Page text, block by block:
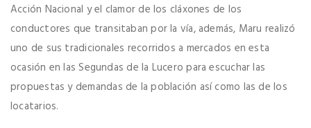
Acción Nacional y el clamor de los cláxones de los
conductores que transitaban por la vía, además, Maru realizó
uno de sus tradicionales recorridos a mercados en esta
ocasión en las Segundas de la Lucero para escuchar las
propuestas y demandas de la población así como las de los
locatarios.